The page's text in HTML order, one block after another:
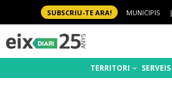
SUBSCRIU-TE ARA! MUNICIPIS |
TERRITORI SERVEIS